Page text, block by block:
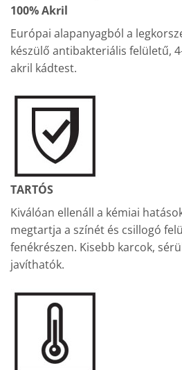
100% Akril
Európai alapanyagból a
készülő antibakteriális felületű,
akril kádtest.
TARTÓS
Kiválóan ellenáll a kémiai
megtartja a színét és csillogó
fenékrészen. Kisebb karcok,
javíthatók.